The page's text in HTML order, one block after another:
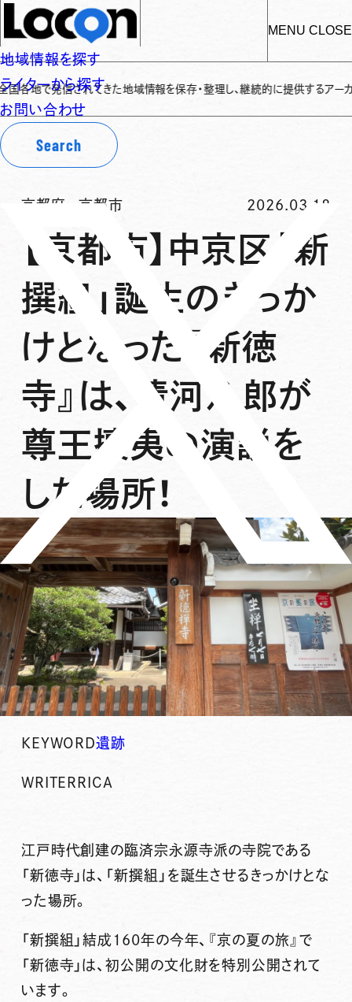
MENU CLOSE
地域情報を探す
ライターから探す
お問い合わせ
Search
されてきた地域情報を保存・整理し、継続的に提供するアーカイブサイトで
京都府 -京都市 2026.03.18
【京都市】中京区「新
撰組」誕生のきっか
けとなった『新徳
寺』は、清河八郎が
尊王攘夷の演説を
した場所！
KEYWORD遺跡
WRITER RICA
江戸時代創建の臨済宗永源寺派の寺院である
「新徳寺 」は、「新撰組 」を誕生させるきっかけとな
った場所。
「新撰組」結成160年の今年、 『京の夏の旅』 で
「新徳寺」は、初公開の文化財を特別公開されて
います。